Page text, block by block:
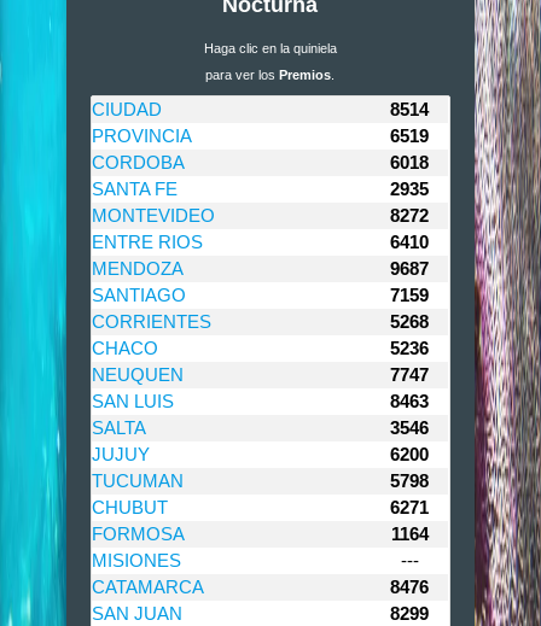
Nocturna
Haga clic en la quiniela
para ver losPremios
CIUDAD
8514
PROVINCIA
6519
CORDOBA
6018
SANTA FE
2935
MONTEVIDEO
8272
ENTRE RIOS
6410
MENDOZA
9687
SANTIAGO
7159
CORRIENTES
5268
CHACO
5236
NEUQUEN
7747
SAN LUIS
8463
SALTA
3546
JUJUY
6200
TUCUMAN
5798
CHUBUT
6271
FORMOSA
1164
MISIONES
---
CATAMARCA
8476
SAN JUAN
8299